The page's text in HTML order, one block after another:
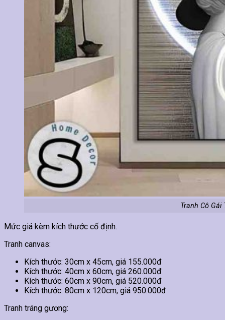
Tranh Cô Gái
Mức giá kèm kích thước cố định.
Tranh canvas:
Kích thước: 30cm x 45cm, giá 155.000đ
Kích thước: 40cm x 60cm, giá 260.000đ
Kích thước: 60cm x 90cm, giá 520.000đ
Kích thước: 80cm x 120cm, giá 950.000đ
Tranh tráng gương: